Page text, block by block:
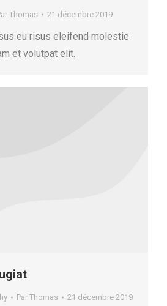
Thomas 21 décembre 2019
eu risus eleifend molestie
et volutpat elit.
Par Thomas 21 décembre 2019